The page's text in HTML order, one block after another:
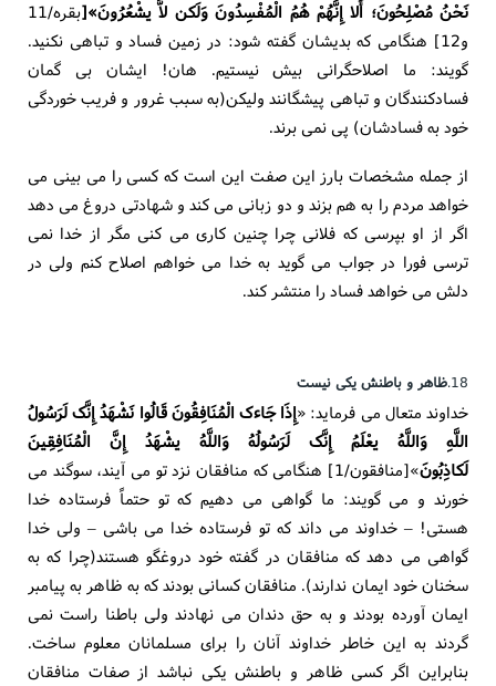
نَحْنُ مُصْلِحُونَ؛ أَلا إِنَّهُمْ هُمُ الْمُفْسِدُونَ وَلَکن لاَّ یشْعُرُونَ»[
بقره/11
و12] هنگامی که بدیشان گفته شود: در زمین فساد و تباهی نکنید.
گویند: ما اصلاحگرانی بیش نیستیم. هان! ایشان بی گمان
فسادکنندگان و تباهی پیشگانند ولیکن(به سبب غرور و فریب خوردگی
خود به فسادشان) پی نمی برند.
از جمله مشخصات بارز این صفت این است که کسی را می بینی می
خواهد مردم را به هم بزند و دو زبانی می کند و شهادتی دروغ می دهد
اگر از او بپرسی که فلانی چرا چنین کاری می کنی مگر از خدا نمی
ترسی فورا در جواب می گوید به خدا می خواهم اصلاح کنم ولی در
دلش می خواهد فساد را منتشر کند.
18. ظاهر و باطنش یکی نیست
خداوند متعال می فرماید: «إِذَا جَاءک الْمُنَافِقُونَ قَالُوا نَشْهَدُ إِنَّک لَرَسُولُ
اللَّهِ وَاللَّهُ یعْلَمُ إِنَّک لَرَسُولُهُ وَاللَّهُ یشْهَدُ إِنَّ الْمُنَافِقِینَ
لَکاذِبُونَ
»[منافقون/1] هنگامی که منافقان نزد تو می آیند، سوگند می
خورند و می گویند: ما گواهی می دهیم که تو حتماً فرستاده خدا
هستی! – خداوند می داند که تو فرستاده خدا می باشی – ولی خدا
گواهی می دهد که منافقان در گفته خود دروغگو هستند(چرا که به
سخنان خود ایمان ندارند). منافقان کسانی بودند که به ظاهر به پیامبر
ایمان آورده بودند و به حق دندان می نهادند ولی باطنا راست نمی
گردند به این خاطر خداوند آنان را برای مسلمانان معلوم ساخت.
بنابراین اگر کسی ظاهر و باطنش یکی نباشد از صفات منافقان